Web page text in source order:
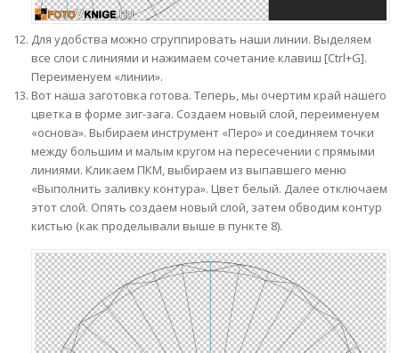
Для удобства можно сгруппировать наши линии. Выделяем
все слои с линиями и нажимаем сочетание клавиш [Ctrl+G].
Переименуем «линии».
Вот наша заготовка готова. Теперь, мы очертим край нашего
цветка в форме зиг-зага. Создаем новый слой, переименуем
«основа». Выбираем инструмент «Перо» и соединяем точки
между большим и малым кругом на пересечении с прямыми
линиями. Кликаем ПКМ, выбираем из выпавшего меню
«Выполнить заливку контура». Цвет белый. Далее отключаем
этот слой. Опять создаем новый слой, затем обводим контур
кистью (как проделывали выше в пункте 8).